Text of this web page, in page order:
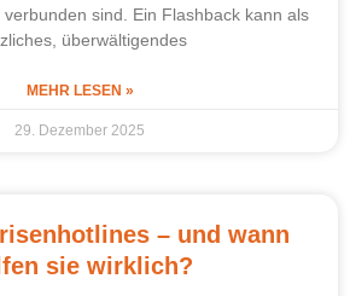
sind. Ein Flashback kann als
überwältigendes
MEHR LESEN »
29. Dezember 2025
– und wann
sie wirklich?